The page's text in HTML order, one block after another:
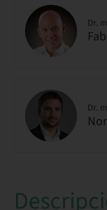
Dr.
Dr.